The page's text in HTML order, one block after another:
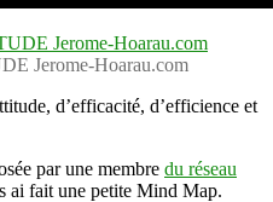
Jerome-Hoarau.com
d’efficacité, d’efficience et
par une membre du réseau
ai fait une petite Mind Map.